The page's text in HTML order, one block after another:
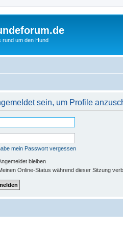
rund um den Hund
sein, um Profile
mein Passwort vergessen
bleiben
Online-Status während dieser Sitzung